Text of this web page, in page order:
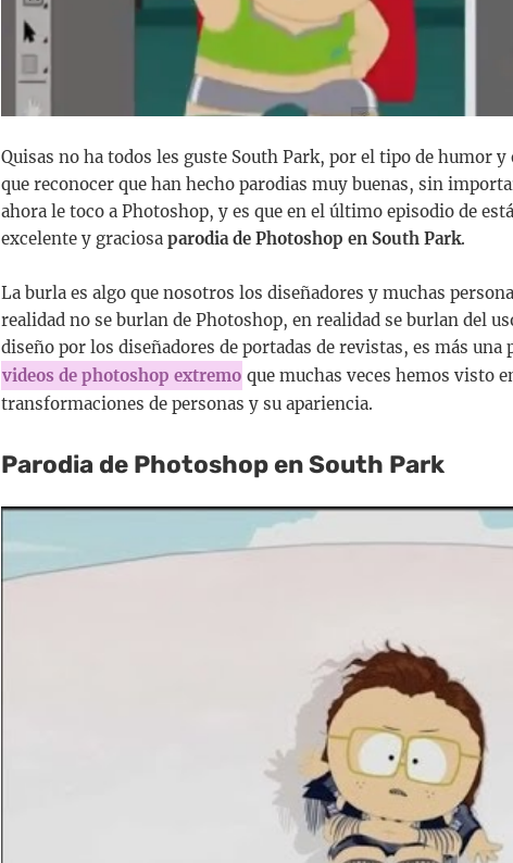
Quisas no ha todos les guste South Park, por el tipo de humor
que reconocer que han hecho parodias muy buenas, sin
ahora le toco a Photoshop, y es que en el último episodio de
excelente y graciosa parodia de Photoshop en South Park.
La burla es algo que nosotros los diseñadores y muchas
realidad no se burlan de Photoshop, en realidad se burlan del
diseño por los diseñadores de portadas de revistas, es más una
videos de photoshop extremo que muchas veces hemos visto
transformaciones de personas y su apariencia.
Parodia de Photoshop en South Park